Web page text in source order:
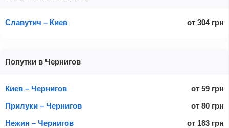
Славутич – Киев от 304 грн
Попутки в Чернигов
Киев – Чернигов от 59 грн
Прилуки – Чернигов
от 80 грн
Нежин – Чернигов
от 183 грн